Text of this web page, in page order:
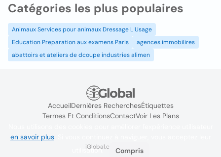
Catégories les plus populaires
Animaux Services pour animaux Dressage L Usage
Education Preparation aux examens Paris
agences immobilires
abattoirs et ateliers de dcoupe industries alimen
AccueilDernières RecherchesÉtiquettes
Termes Et ConditionsContactVoir Les Plans
iGlobal.co @ 2024
en savoir plus. Si vous continuez à naviguer, vous acceptez leur
utilisation.
Compris